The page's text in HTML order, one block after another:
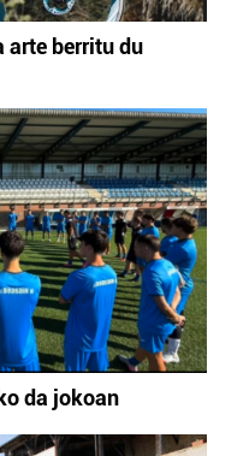
arte berritu du
da jokoan